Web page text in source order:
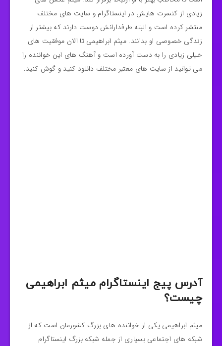
زیادی از کنسرت هایش در اینستاگرام و سایت های مختلف
منتشر کرده است و البته طرفدارانش دوست دارند که بیشتر از
زندگی خصوصی او بدانند. میثم ابراهیمی تا الان موفقیت های
خیلی زیادی را به دست آورده است و آهنگ های این خواننده را
می توانید از سایت های معتبر مختلف دانلود کنید و گوش کنید.
آدرس پیج اینستاگرام میثم ابراهیمی
چیست؟
میثم ابراهیمی یکی از خواننده های بزرگ کشورمان است که از
شبکه های اجتماعی بسیاری از جمله شبکه بزرگ اینستاگرام